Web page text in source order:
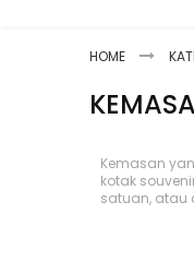
HOME
Kemasan
kotak
satuan, atau